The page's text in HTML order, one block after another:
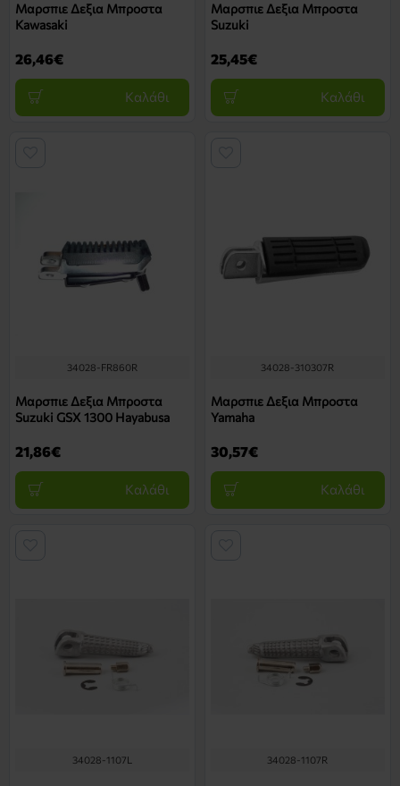
Μαρσπιε Δεξια Μπροστα
Kawasaki
26,46€
Καλάθι
Μαρσπιε Δεξια Μπροστα
Suzuki
25,45€
Καλάθι
34028-FR860R
Μαρσπιε Δεξια Μπροστα
Suzuki GSX 1300 Hayabusa
21,86€
Καλάθι
34028-310307R
Μαρσπιε Δεξια Μπροστα
Yamaha
30,57€
Καλάθι
34028-1107L 34028-1107R